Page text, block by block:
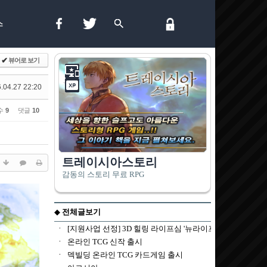
✔뷰어로 보기
22:20
9 댓글 10